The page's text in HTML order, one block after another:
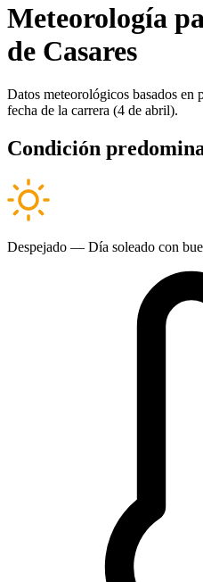
Meteorología
de Casares
Datos meteorológicos basados en
fecha de la carrera (4 de abril).
Condición
Despejado — Día soleado con